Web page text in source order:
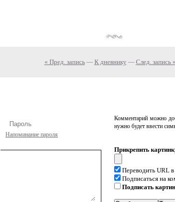
« Пред. запись— К дневнику — След. запись
Напоминание пароля
Комментарий можно
нужно будет ввести
Прикрепить
Переводить URL
Подписаться на
Подписать